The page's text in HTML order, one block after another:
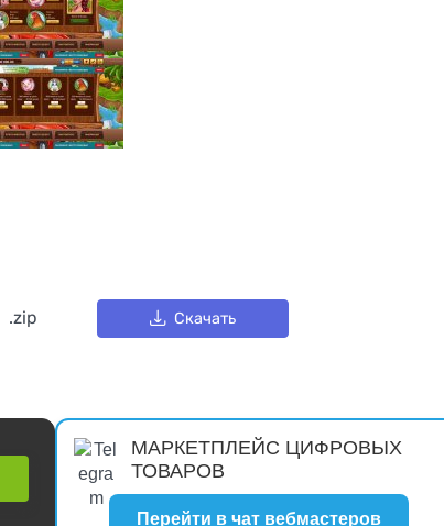
.zip Скачать
МАРКЕТПЛЕЙС ЦИФРОВЫХ
ТОВАРОВ
Перейти в чат вебмастеров
Proxy Store
Скрипт
инвестиционного
Скрипт